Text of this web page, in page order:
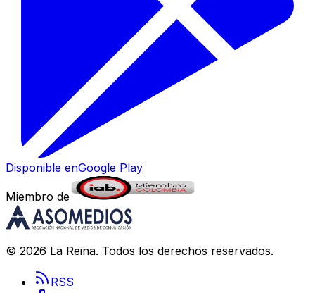
Disponible enGoogle Play
Miembro de
© 2026 La Reina. Todos los derechos reservados.
RSS